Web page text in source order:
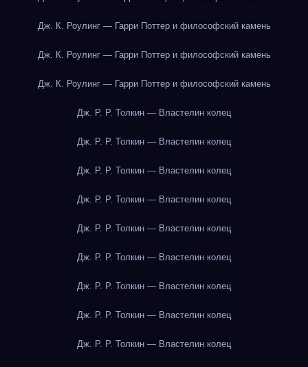
Дж. К. Роулинг — Гарри Поттер и философский камень
Дж. К. Роулинг — Гарри Поттер и философский камень
Дж. К. Роулинг — Гарри Поттер и философский камень
Дж. Р. Р. Толкин — Властелин колец
Дж. Р. Р. Толкин — Властелин колец
Дж. Р. Р. Толкин — Властелин колец
Дж. Р. Р. Толкин — Властелин колец
Дж. Р. Р. Толкин — Властелин колец
Дж. Р. Р. Толкин — Властелин колец
Дж. Р. Р. Толкин — Властелин колец
Дж. Р. Р. Толкин — Властелин колец
Дж. Р. Р. Толкин — Властелин колец